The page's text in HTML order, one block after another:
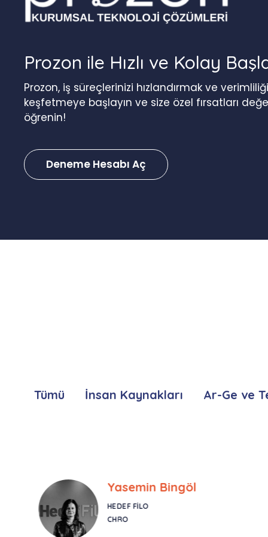
Prozon ile Hızlı ve Kolay
Prozon, iş süreçlerinizi hızlandırmak ve
keşfetmeye başlayın ve size özel fırsatları
öğrenin!
Deneme Hesabı Aç
Tümü İnsan Kaynakları Ar-Ge ve
Yasemin Bingöl
HEDEF FILO
CHRO